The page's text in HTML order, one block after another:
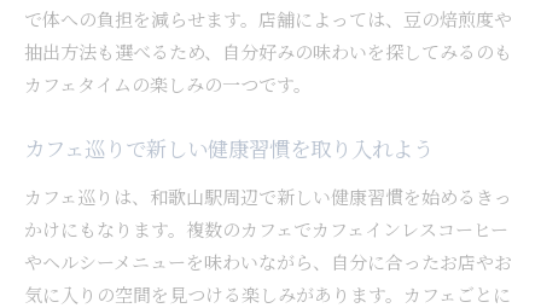
で体への負担を減らせます。店舗によっては、豆の焙煎度や
抽出方法も選べるため、自分好みの味わいを探してみるのも
カフェタイムの楽しみの一つです。
カフェ巡りで新しい健康習慣を取り入れよう
カフェ巡りは、和歌山駅周辺で新しい健康習慣を始めるきっ
かけにもなります。複数のカフェでカフェインレスコーヒー
やヘルシーメニューを味わいながら、自分に合ったお店やお
気に入りの空間を見つける楽しみがあります。カフェごとに